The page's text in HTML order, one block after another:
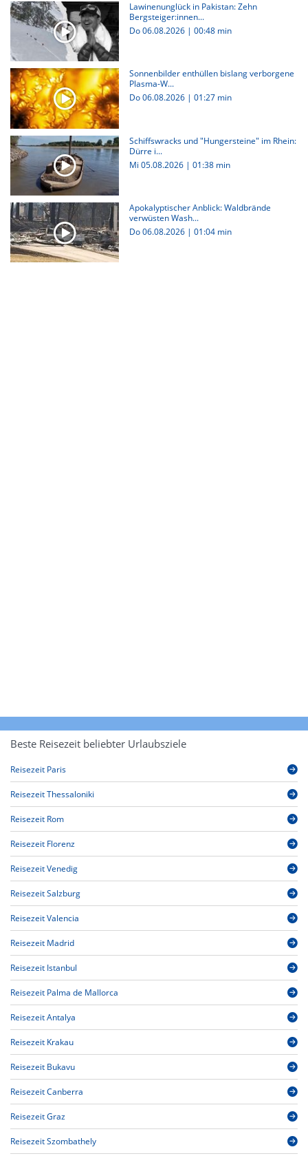
Lawinenunglück in Pakistan: Zehn
Bergsteiger:innen...
Do 06.08.2026 | 00:48 min
Sonnenbilder enthüllen bislang verborgene
Plasma-W...
Do 06.08.2026 | 01:27 min
Schiffswracks und "Hungersteine" im Rhein:
Dürre i...
Mi 05.08.2026 | 01:38 min
Apokalyptischer Anblick: Waldbrände
verwüsten Wash...
Do 06.08.2026 | 01:04 min
Beste Reisezeit beliebter Urlaubsziele
Reisezeit Paris
Reisezeit Thessaloniki
Reisezeit Rom
Reisezeit Florenz
Reisezeit Venedig
Reisezeit Salzburg
Reisezeit Valencia
Reisezeit Madrid
Reisezeit Istanbul
Reisezeit Palma de Mallorca
Reisezeit Antalya
Reisezeit Krakau
Reisezeit Bukavu
Reisezeit Canberra
Reisezeit Graz
Reisezeit Szombathely